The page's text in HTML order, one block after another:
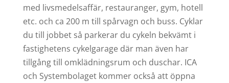
med livsmedelsaffär, restauranger, gym, hotell
etc. och ca 200 m till spårvagn och buss. Cyklar
du till jobbet så parkerar du cykeln bekvämt i
fastighetens cykelgarage där man även har
tillgång till omklädningsrum och duschar. ICA
och Systembolaget kommer också att öppna